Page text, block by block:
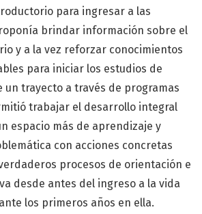
para ingresar a las
brindar información sobre el
y a la vez reforzar conocimientos
para iniciar los estudios de
un trayecto a través de programas
trabajar el desarrollo integral
espacio más de aprendizaje y
con acciones concretas
procesos de orientación e
desde antes del ingreso a la vida
los primeros años en ella.